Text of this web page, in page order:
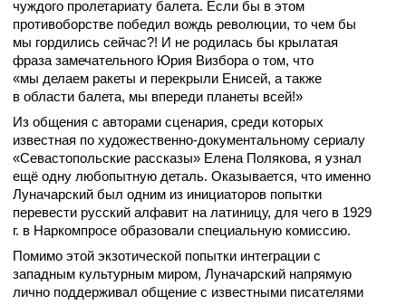
чуждого пролетариату балета. Если бы в этом
противоборстве победил вождь революции, то чем бы
мы гордились сейчас?! И не родилась бы крылатая
фраза замечательного Юрия Визбора о том, что
«мы делаем ракеты и перекрыли Енисей, а также
в области балета, мы впереди планеты всей!»
Из общения с авторами сценария, среди которых
известная по художественно-документальному сериалу
«Севастопольские рассказы» Елена Полякова, я узнал
ещё одну любопытную деталь. Оказывается, что именно
Луначарский был одним из инициаторов попытки
перевести русский алфавит на латиницу, для чего в 1929
г. в Наркомпросе образовали специальную комиссию.
Помимо этой экзотической попытки интеграции с
западным культурным миром, Луначарский напрямую
лично поддерживал общение с известными писателями